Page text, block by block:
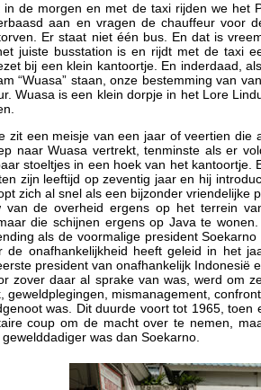
de morgen en met de taxi rijden we het
aan en vragen de chauffeur voor
Er staat niet één bus. En dat is
juiste busstation is en rijdt met de taxi
bij een klein kantoortje. En inderdaad,
“Wuasa” staan, onze bestemming van
Wuasa is een klein dorpje in het Lore
zit een meisje van een jaar of veertien
naar Wuasa vertrekt, tenminste als er
stoeltjes in een hoek van het
zijn leeftijd op zeventig jaar en hij
zich al snel als een bijzonder vriendelijke
van de overheid ergens op het terrein
die schijnen ergens op Java te
als de voormalige president
de onafhankelijkheid heeft geleid in het
president van onafhankelijk
zover daar al sprake van was, werd om
geweldplegingen, mismanagement,
was. Dit duurde voort tot 1965,
coup om de macht over te nemen,
was dan Soekarno.